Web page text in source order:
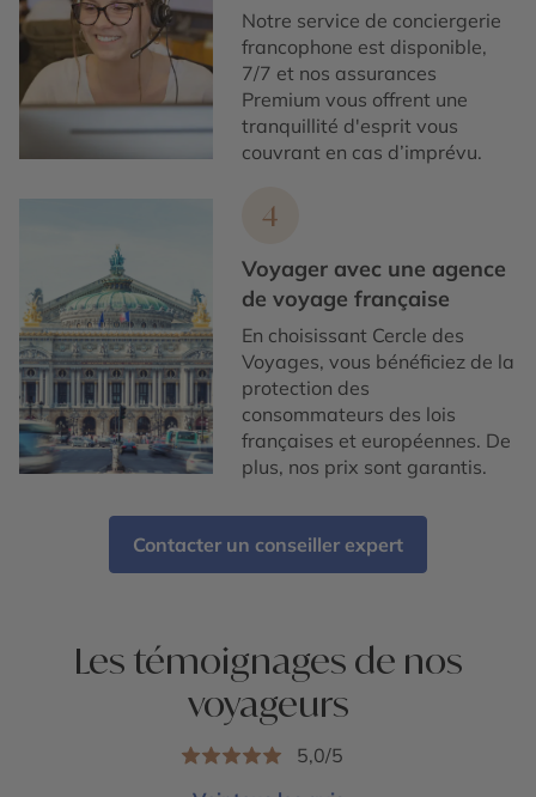
Notre service de conciergerie
francophone est disponible,
7/7 et nos assurances
Premium vous offrent une
tranquillité d'esprit vous
couvrant en cas d’imprévu.
4
Voyager avec une agence
de voyage française
En choisissant Cercle des
Voyages, vous bénéficiez de la
protection des
consommateurs des lois
françaises et européennes. De
plus, nos prix sont garantis.
Contacter un conseiller expert
Les témoignages de nos
voyageurs
5,0/5